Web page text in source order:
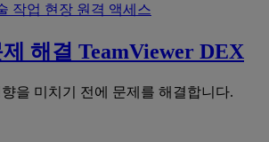
작업 현장 원격 액세스
해결 TeamViewer DEX
을 미치기 전에 문제를 해결합니다.